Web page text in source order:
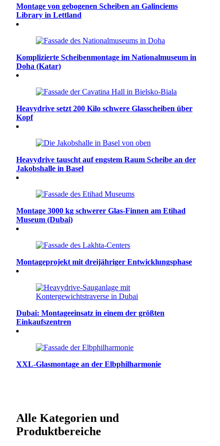
Montage von gebogenen Scheiben an Galinciems
Library in Lettland
Komplizierte Scheibenmontage im Nationalmuseum in
Doha (Katar)
Heavydrive setzt 200 Kilo schwere Glasscheiben über
Kopf
Heavydrive tauscht auf engstem Raum Scheibe an der
Jakobshalle in Basel
Montage 3000 kg schwerer Glas-Finnen am Etihad
Museum (Dubai)
Montageprojekt mit dreijähriger Entwicklungsphase
Dubai: Montageeinsatz in einem der größten
Einkaufszentren
XXL-Glasmontage an der Elbphilharmonie
Alle Kategorien und
Produktbereiche